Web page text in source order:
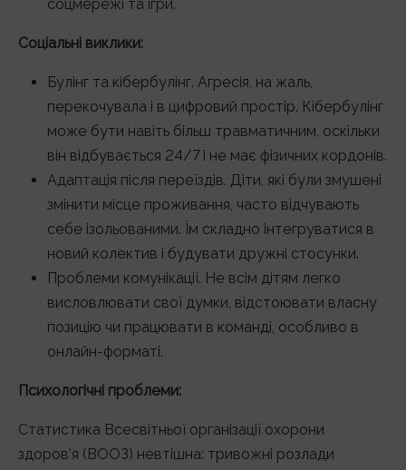
соцмережі та ігри.
Соціальні виклики:
Булінг та кібербулінг. Агресія, на жаль,
перекочувала і в цифровий простір. Кібербулінг
може бути навіть більш травматичним, оскільки
він відбувається 24/7 і не має фізичних кордонів.
Адаптація після переїздів. Діти, які були змушені
змінити місце проживання, часто відчувають
себе ізольованими. Їм складно інтегруватися в
новий колектив і будувати дружні стосунки.
Проблеми комунікації. Не всім дітям легко
висловлювати свої думки, відстоювати власну
позицію чи працювати в команді, особливо в
онлайн-форматі.
Психологічні проблеми:
Статистика Всесвітньої організації охорони
здоров’я (ВООЗ) невтішна: тривожні розлади